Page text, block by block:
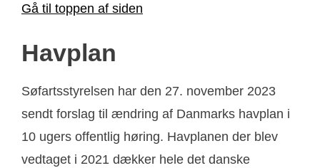
Gå til toppen af siden
Havplan
Søfartsstyrelsen har den 27. november 2023
sendt forslag til ændring af Danmarks havplan i
10 ugers offentlig høring. Havplanen der blev
vedtaget i 2021 dækker hele det danske